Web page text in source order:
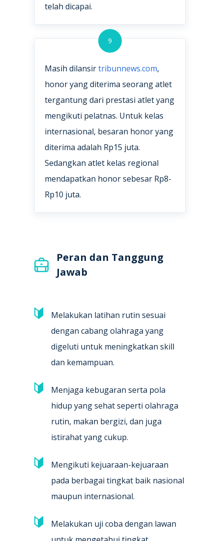
telah dicapai.
9
Masih dilansirtribunnews.com,
honor yang diterima seorang atlet
tergantung dari prestasi atlet yang
mengikuti pelatnas. Untuk kelas
internasional, besaran honor yang
diterima adalah Rp15 juta.
Sedangkan atlet kelas regional
mendapatkan honor sebesar Rp8-
Rp10 juta.
Peran dan Tanggung
Jawab
Melakukan latihan rutin sesuai
dengan cabang olahraga yang
digeluti untuk meningkatkan skill
dan kemampuan.
Menjaga kebugaran serta pola
hidup yang sehat seperti olahraga
rutin, makan bergizi, dan juga
istirahat yang cukup.
Mengikuti kejuaraan-kejuaraan
pada berbagai tingkat baik nasional
maupun internasional.
Melakukan uji coba dengan lawan